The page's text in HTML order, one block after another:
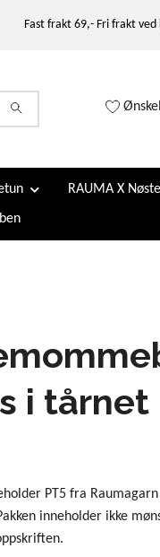
Fast frakt 69,- Fri frakt
RAUMA X
i tårnet
PT5 fra
inneholder ikke